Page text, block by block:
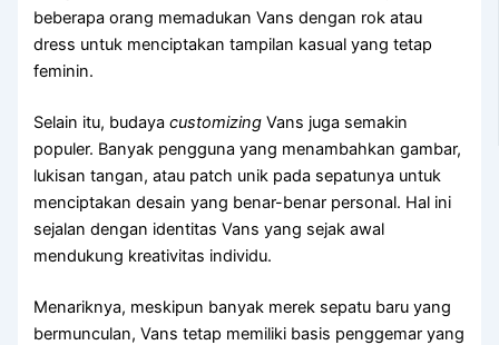
beberapa orang memadukan Vans dengan rok atau
dress untuk menciptakan tampilan kasual yang tetap
feminin.
Selain itu, budayacustomizing Vans juga semakin
populer. Banyak pengguna yang menambahkan gambar,
lukisan tangan, atau patch unik pada sepatunya untuk
menciptakan desain yang benar-benar personal. Hal ini
sejalan dengan identitas Vans yang sejak awal
mendukung kreativitas individu.
Menariknya, meskipun banyak merek sepatu baru yang
bermunculan, Vans tetap memiliki basis penggemar yang